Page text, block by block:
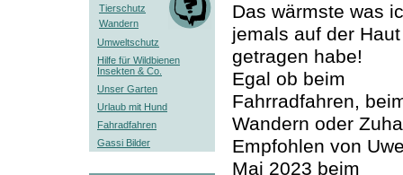
Tierschutz
Wandern
Umweltschutz
Hilfe für Wildbienen
Insekten & Co.
Unser Garten
Urlaub mit Hund
Fahradfahren
Gassi Bilder
Das wärmste was
jemals auf der Haut
getragen habe!
Egal ob beim
Fahrradfahren,
Wandern oder
Empfohlen von
Mai 2023 beim